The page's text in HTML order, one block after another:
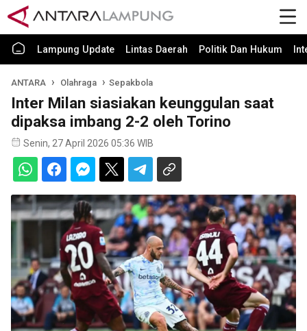
Lampung Update Lintas Daerah Politik Dan Hukum
ANTARA Olahraga Sepakbola
Inter Milan siasiakan keunggulan saat
dipaksa imbang 2-2 oleh Torino
Senin, 27 April 2026 05:36 WIB